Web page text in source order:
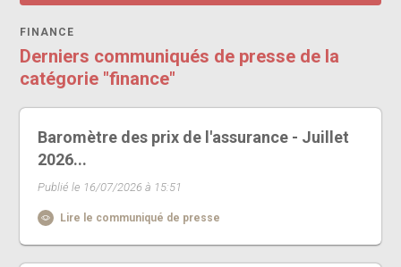
FINANCE
Derniers communiqués de presse de la
catégorie "finance"
Baromètre des prix de l'assurance - Juillet
2026...
Publié le 16/07/2026 à 15:51
Lire le communiqué de presse